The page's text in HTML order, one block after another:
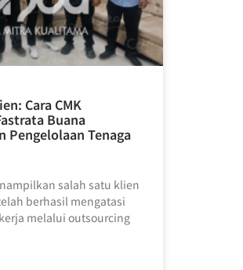
Cara CMK
Buana
Pengelolaan Tenaga
salah satu klien
berhasil mengatasi
melalui outsourcing